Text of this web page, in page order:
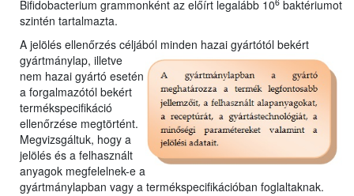
Bifidobacterium grammonként az előírt legalább 10 baktériumot
szintén tartalmazta.
A jelölés ellenőrzés céljából minden hazai gyártótól bekért
gyártmánylap, illetve
nem hazai gyártó esetén
a forgalmazótól bekért
termékspecifikáció
ellenőrzése megtörtént.
Megvizsgáltuk, hogy a
jelölés és a felhasznált
anyagok megfelelnek-e a
gyártmánylapban vagy a termékspecifikációban foglaltaknak.